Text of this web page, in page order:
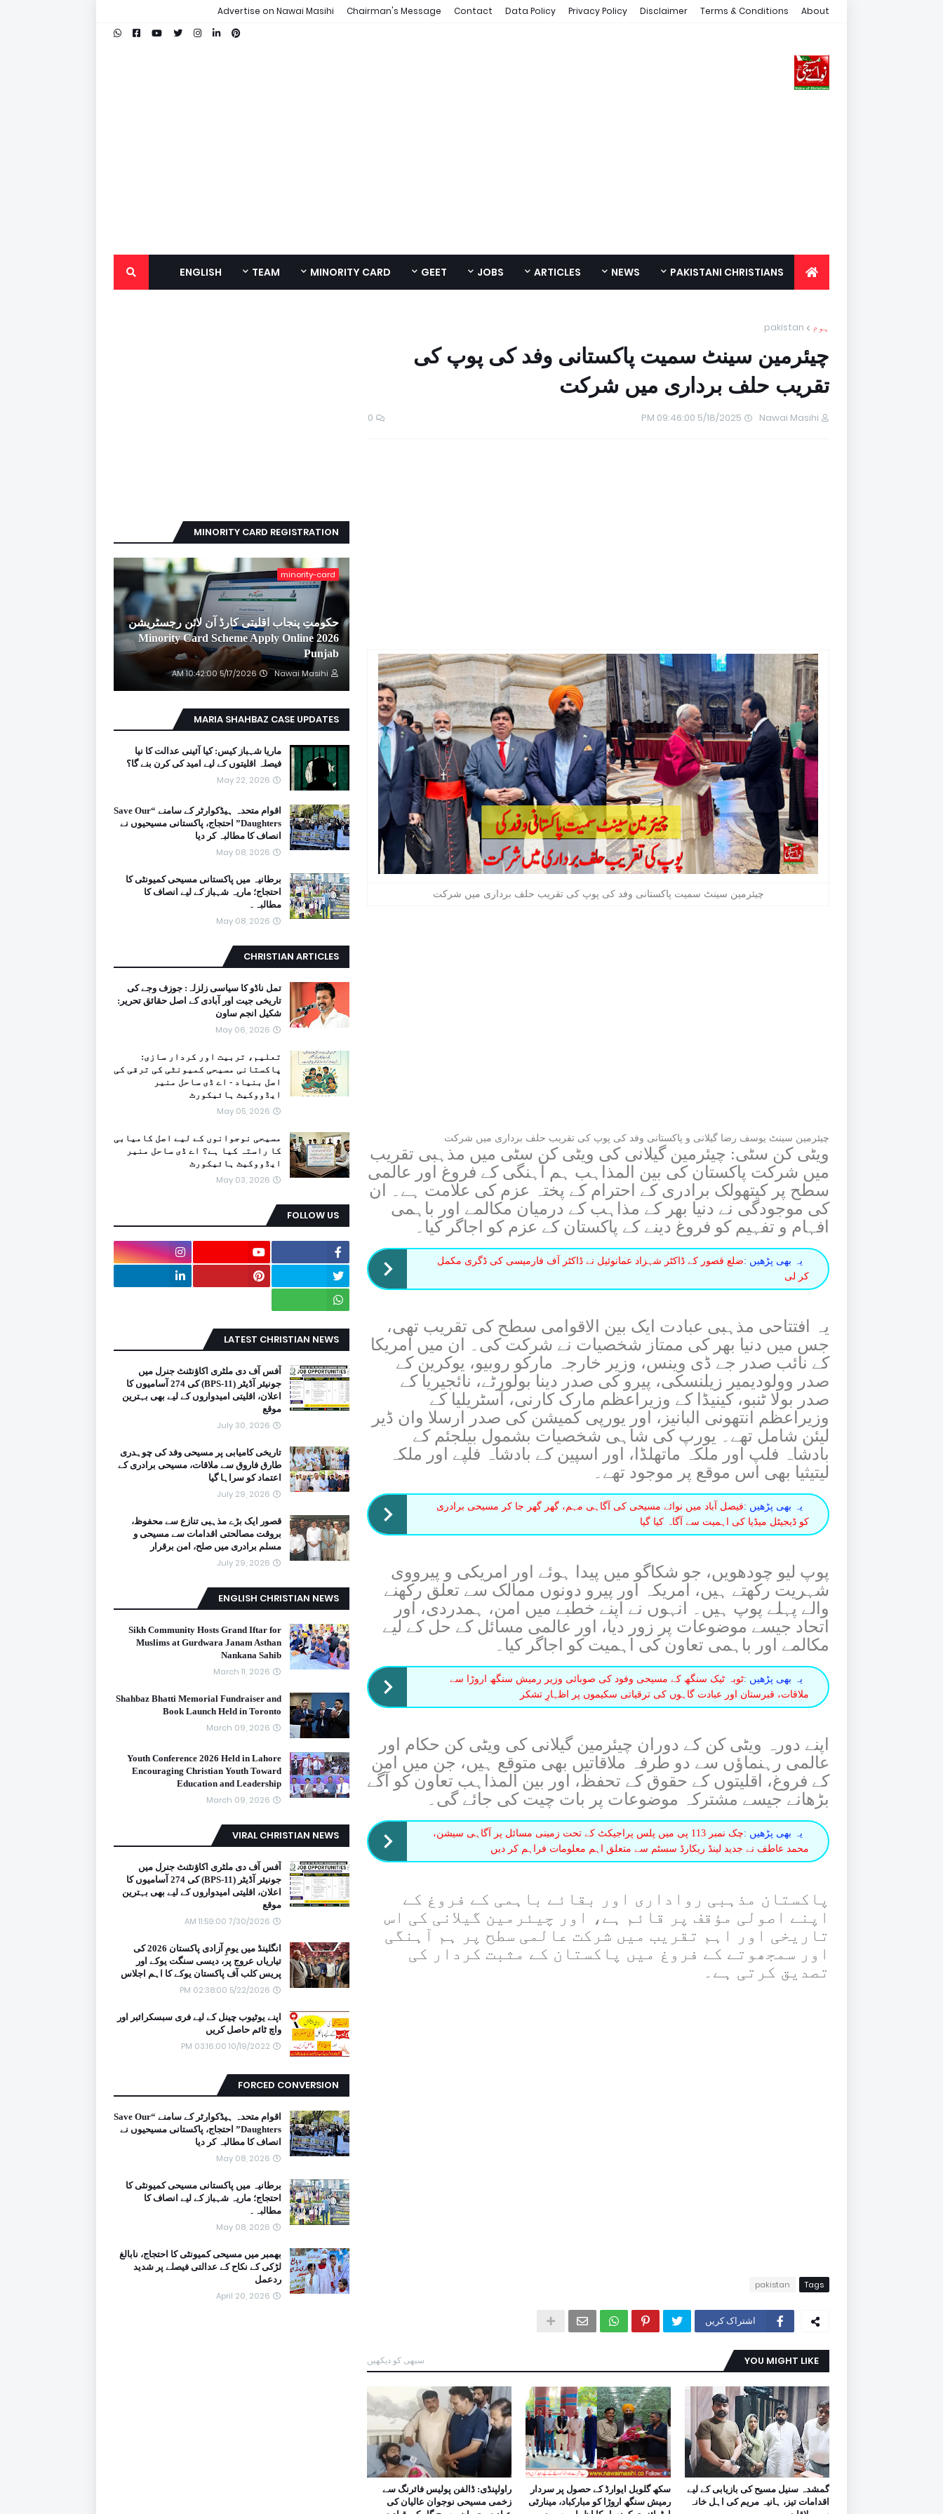
About
Terms & Conditions
Disclaimer
Privacy Policy
Data Policy
Contact
Chairman's Message
Advertise on Nawai Masihi
PAKISTANI CHRISTIANS
NEWS
ARTICLES
JOBS
GEET
MINORITY CARD
TEAM
ENGLISH
ہوم pakistan
چیئرمین سینٹ سمیت پاکستانی وفد کی پوپ کی
تقریب حلف برداری میں شرکت
Nawai Masihi
5/18/2025 09:46:00 PM
0
چیئرمین سینٹ سمیت پاکستانی وفد کی پوپ کی تقریب حلف برداری میں شرکت
چیئرمین سینٹ یوسف رضا گیلانی و پاکستانی وفد کی پوپ کی تقریب حلف برداری میں شرکت
ویٹی کن سٹی: چیئرمین گیلانی کی ویٹی کن سٹی میں مذہبی تقریب
میں شرکت پاکستان کی بین المذاہب ہم آہنگی کے فروغ اور عالمی
سطح پر کیتھولک برادری کے احترام کے پختہ عزم کی علامت ہے۔ ان
کی موجودگی نے دنیا بھر کے مذاہب کے درمیان مکالمے اور باہمی
افہام و تفہیم کو فروغ دینے کے پاکستان کے عزم کو اجاگر کیا۔
یہ بھی پڑھیں :ضلع قصور کے ڈاکٹر شہزاد عمانوئیل نے ڈاکٹر آف فارمیسی کی ڈگری مکمل
کر لی
یہ افتتاحی مذہبی عبادت ایک بین الاقوامی سطح کی تقریب تھی،
جس میں دنیا بھر کی ممتاز شخصیات نے شرکت کی۔ ان میں امریکا
کے نائب صدر جے ڈی وینس، وزیر خارجہ مارکو روبیو، یوکرین کے
صدر وولودیمیر زیلنسکی، پیرو کی صدر دینا بولورٹے، نائجیریا کے
صدر بولا ٹنبو، کینیڈا کے وزیراعظم مارک کارنی، آسٹریلیا کے
وزیراعظم انتھونی البانیز، اور یورپی کمیشن کی صدر ارسلا وان ڈیر
لیئن شامل تھے۔ یورپ کی شاہی شخصیات بشمول بیلجئم کے
بادشاہ فلپ اور ملکہ ماتھلڈا، اور اسپین کے بادشاہ فلپے اور ملکہ
لیتیثیا بھی اس موقع پر موجود تھے۔
یہ بھی پڑھیں :فیصل آباد میں نوائے مسیحی کی آگاہی مہم، گھر گھر جا کر مسیحی برادری
کو ڈیجیٹل میڈیا کی اہمیت سے آگاہ کیا گیا
پوپ لیو چودھویں، جو شکاگو میں پیدا ہوئے اور امریکی و پیرووی
شہریت رکھتے ہیں، امریکہ اور پیرو دونوں ممالک سے تعلق رکھنے
والے پہلے پوپ ہیں۔ انہوں نے اپنے خطبے میں امن، ہمدردی، اور
اتحاد جیسے موضوعات پر زور دیا، اور عالمی مسائل کے حل کے لیے
مکالمے اور باہمی تعاون کی اہمیت کو اجاگر کیا۔
یہ بھی پڑھیں :ٹوبہ ٹیک سنگھ کے مسیحی وفود کی صوبائی وزیر رمیش سنگھ اروڑا سے
ملاقات، قبرستان اور عبادت گاہوں کی ترقیاتی سکیموں پر اظہارِ تشکر
اپنے دورہ ویٹی کن کے دوران چیئرمین گیلانی کی ویٹی کن حکام اور
عالمی رہنماؤں سے دو طرفہ ملاقاتیں بھی متوقع ہیں، جن میں امن
کے فروغ، اقلیتوں کے حقوق کے تحفظ، اور بین المذاہب تعاون کو آگے
بڑھانے جیسے مشترکہ موضوعات پر بات چیت کی جائے گی۔
یہ بھی پڑھیں :
چک نمبر 113 پی میں پلس پراجیکٹ کے تحت زمینی مسائل پر آگاہی سیشن،
محمد عاطف نے جدید لینڈ ریکارڈ سسٹم سے متعلق اہم معلومات فراہم کر دیں
پاکستان مذہبی رواداری اور بقائے باہمی کے فروغ کے
اپنے اصولی مؤقف پر قائم ہے، اور چیئرمین گیلانی کی اس
تاریخی اور اہم تقریب میں شرکت عالمی سطح پر ہم آہنگی
اور سمجھوتے کے فروغ میں پاکستان کے مثبت کردار کی
تصدیق کرتی ہے۔
Tags
pakistan
اشتراک کریں
YOU MIGHT LIKE سبھی کو دیکھیں
گمشدہ سنیل مسیح کی بازیابی کے لیے
اقدامات تیز، ہانیہ مریم کی اہل خانہ
سکھ گلوبل ایوارڈ کے حصول پر سردار
رمیش سنگھ اروڑا کو مبارکباد، مینارٹی
راولپنڈی: ڈالفن پولیس فائرنگ سے
زخمی مسیحی نوجوان عالیان کی
MINORITY CARD REGISTRATION
minority-card
حکومتِ پنجاب اقلیتی کارڈ آن لائن رجسٹریشن
2026 Minority Card Scheme Apply Online
Punjab
Nawai Masihi
5/17/2026 10:42:00 AM
MARIA SHAHBAZ CASE UPDATES
ماریا شہباز کیس: کیا آئینی عدالت کا نیا
فیصلہ اقلیتوں کے لیے امید کی کرن بنے گا؟
May 22, 2026
اقوام متحدہ ہیڈکوارٹر کے سامنے “Save Our
Daughters” احتجاج، پاکستانی مسیحیوں نے
انصاف کا مطالبہ کر دیا
May 08, 2026
برطانیہ میں پاکستانی مسیحی کمیونٹی کا
احتجاج؛ ماریہ شہباز کے لیے انصاف کا
مطالبہ۔
May 08, 2026
CHRISTIAN ARTICLES
تمل ناڈو کا سیاسی زلزلہ: جوزف وجے کی
تاریخی جیت اور آبادی کے اصل حقائق تحریر:
شکیل انجم ساون
May 06, 2026
تعلیم، تربیت اور کردار سازی:
پاکستانی مسیحی کمیونٹی کی ترقی کی
اصل بنیاد - اے ڈی ساحل منیر
ایڈووکیٹ ہائیکورٹ
May 05, 2026
مسیحی نوجوانوں کے لیے اصل کامیابی
کا راستہ کیا ہے؟ اے ڈی ساحل منیر
ایڈووکیٹ ہائیکورٹ
May 03, 2026
FOLLOW US
LATEST CHRISTIAN NEWS
آفس آف دی ملٹری اکاؤنٹنٹ جنرل میں
جونیئر آڈیٹر (BPS-11) کی 274 آسامیوں کا
اعلان، اقلیتی امیدواروں کے لیے بھی بہترین
موقع
July 30, 2026
تاریخی کامیابی پر مسیحی وفد کی چوہدری
طارق فاروق سے ملاقات، مسیحی برادری کے
اعتماد کو سراہا گیا
July 29, 2026
قصور ایک بڑے مذہبی تنازع سے محفوظ،
بروقت مصالحتی اقدامات سے مسیحی و
مسلم برادری میں صلح، امن برقرار
July 29, 2026
ENGLISH CHRISTIAN NEWS
Sikh Community Hosts Grand Iftar for
Muslims at Gurdwara Janam Asthan
Nankana Sahib
March 11, 2026
Shahbaz Bhatti Memorial Fundraiser and
Book Launch Held in Toronto
March 09, 2026
Youth Conference 2026 Held in Lahore
Encouraging Christian Youth Toward
Education and Leadership
March 09, 2026
VIRAL CHRISTIAN NEWS
آفس آف دی ملٹری اکاؤنٹنٹ جنرل میں
جونیئر آڈیٹر (BPS-11) کی 274 آسامیوں کا
اعلان، اقلیتی امیدواروں کے لیے بھی بہترین
موقع
7/30/2026 11:59:00 AM
انگلینڈ میں یومِ آزادی پاکستان 2026 کی
تیاریاں عروج پر، دیسی سنگت یوکے اور
پریس کلب آف پاکستان یوکے کا اہم اجلاس
5/22/2026 02:38:00 PM
اپنے یوٹیوب چینل کے لیے فری سبسکرائبر اور
واچ ٹائم حاصل کریں
10/19/2022 03:16:00 PM
FORCED CONVERSION
اقوام متحدہ ہیڈکوارٹر کے سامنے “Save Our
Daughters” احتجاج، پاکستانی مسیحیوں نے
انصاف کا مطالبہ کر دیا
May 08, 2026
برطانیہ میں پاکستانی مسیحی کمیونٹی کا
احتجاج؛ ماریہ شہباز کے لیے انصاف کا
مطالبہ۔
May 08, 2026
بھمبر میں مسیحی کمیونٹی کا احتجاج، نابالغ
لڑکی کے نکاح کے عدالتی فیصلے پر شدید
ردعمل
April 20, 2026